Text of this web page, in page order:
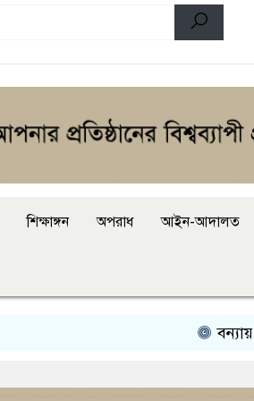
শিক্ষাঙ্গন অপরাধ আইন-আদালত
বন্যায়